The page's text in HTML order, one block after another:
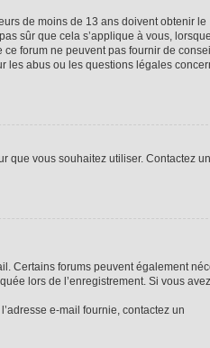
de moins de 13 ans doivent obtenir le
sûr que cela s’applique à vous,
forum ne peuvent pas fournir de
les abus ou les questions légales
que vous souhaitez utiliser. Contactez un
Certains forums peuvent également
lors de l’enregistrement. Si vous
e-mail fournie, contactez un